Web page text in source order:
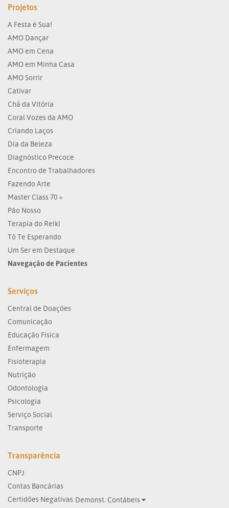
Projetos
A Festa é Sua!
AMO Dançar
AMO em Cena
AMO em Minha Casa
AMO Sorrir
Cativar
Chá da Vitória
Coral Vozes da AMO
Criando Laços
Dia da Beleza
Diagnóstico Precoce
Encontro de Trabalhadores
Fazendo Arte
Master Class 70 +
Pão Nosso
Terapia do Reiki
Tô Te Esperando
Um Ser em Destaque
Navegação de Pacientes
Serviços
Central de Doações
Comunicação
Educação Física
Enfermagem
Fisioterapia
Nutrição
Odontologia
Psicologia
Serviço Social
Transporte
Transparência
CNPJ
Contas Bancárias
Certidões Negativas Demonst. Contábeis